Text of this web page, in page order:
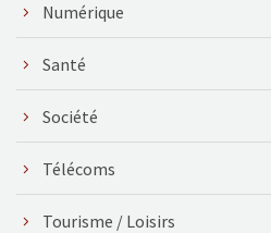
Numérique
Santé
Société
Télécoms
Tourisme / Loisirs